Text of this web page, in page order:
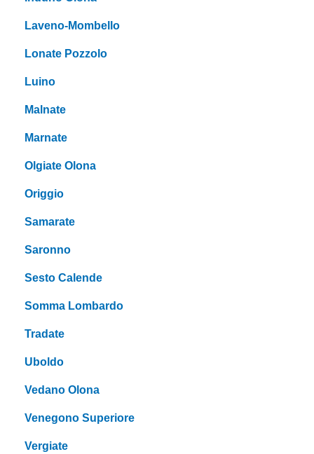
Laveno-Mombello
Lonate Pozzolo
Luino
Malnate
Marnate
Olgiate Olona
Origgio
Samarate
Saronno
Sesto Calende
Somma Lombardo
Tradate
Uboldo
Vedano Olona
Venegono Superiore
Vergiate